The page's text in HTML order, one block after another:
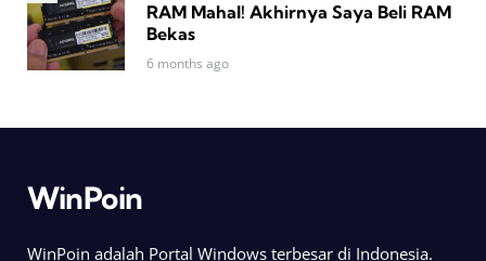
RAM Mahal! Akhirnya Saya Beli RAM
Bekas
6 months ago
WinPoin
WinPoin adalah Portal Windows terbesar di Indonesia.